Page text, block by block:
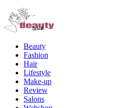
Beauty
Fashion
Hair
Lifestyle
Make-up
Review
Salons